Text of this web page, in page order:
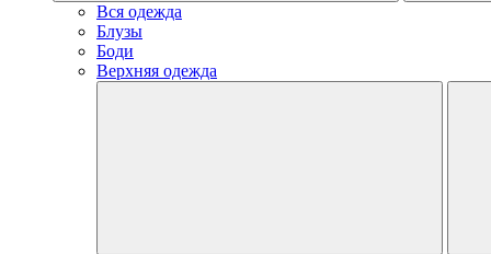
Вся одежда
Блузы
Боди
Верхняя одежда